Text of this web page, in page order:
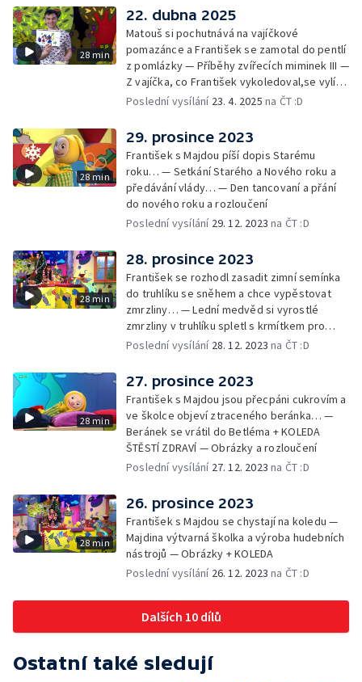
28 min
22. dubna 2025
Matouš si pochutnává na vajíčkové
pomazánce a František se zamotal do pentlí
z pomlázky — Příběhy zvířecích miminek III —
Z vajíčka, co František vykoledoval,se vylíhl
drak. Nejí princezny, ale miluje vajíčkovou
Rozloučení
Poslední vysílání 23. 4. 2025 na ČT :D
28 min
29. prosince 2023
František s Majdou píší dopis Starému
roku… — Setkání Starého a Nového roku a
předávání vlády… — Den tancovaní a přání
do nového roku a rozloučení
Poslední vysílání 29. 12. 2023 na ČT :D
28 min
28. prosince 2023
František se rozhodl zasadit zimní semínka
do truhlíku se sněhem a chce vypěstovat
zmrzliny… — Lední medvěd si vyrostlé
zmrzliny v truhlíku spletl s krmítkem pro
medvědy… — Kompas od medvěda +
Poslední vysílání 28. 12. 2023 na ČT :D
28 min
27. prosince 2023
František s Majdou jsou přecpáni cukrovím a
ve školce objeví ztraceného beránka… —
Beránek se vrátil do Betléma + KOLEDA
ŠTĚSTÍ ZDRAVÍ — Obrázky a rozloučení
Poslední vysílání 27. 12. 2023 na ČT :D
28 min
26. prosince 2023
František s Majdou se chystají na koledu —
Majdina výtvarná školka a výroba hudebních
nástrojů — Obrázky + KOLEDA
Poslední vysílání 26. 12. 2023 na ČT :D
Dalších 10 dílů
Ostatní také sledují